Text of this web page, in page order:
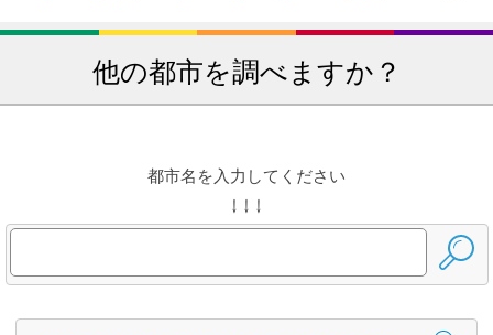
他の都市を調べますか？
都市名を入力してください
↓ ↓ ↓